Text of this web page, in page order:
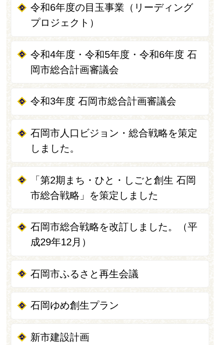
令和6年度の目玉事業（リーディング
プロジェクト）
令和4年度・令和5年度・令和6年度 石
岡市総合計画審議会
令和3年度 石岡市総合計画審議会
石岡市人口ビジョン・総合戦略を策定
しました。
「第2期まち・ひと・しごと創生 石岡
市総合戦略」を策定しました
石岡市総合戦略を改訂しました。（平
成29年12月）
石岡市ふるさと再生会議
石岡ゆめ創生プラン
新市建設計画